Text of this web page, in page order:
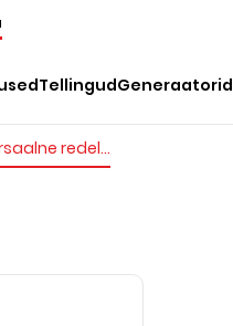
TellingudGeneraatorid
Universaalne redel, 8-12m